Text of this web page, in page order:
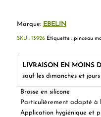
Brosse en silicone
Particulièrement adapté à
Application hygiénique et
Marque: EBELIN
LIVRAISON EN MOINS
sauf les dimanches et jours
SKU : 13926 Étiquette : pinceau